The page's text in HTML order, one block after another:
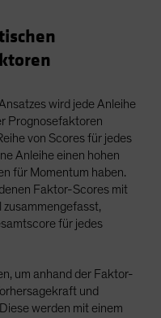
wird jede Anleihe
Prognosefaktoren
von Scores für jedes
Anleihe einen hohen
für Momentum haben.
Faktor-Scores mit
für jedes
um anhand der Faktor-
und
werden mit einem